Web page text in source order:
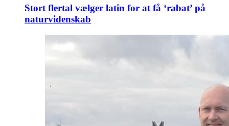
Stort flertal vælger latin for at få ‘rabat’ på
naturvidenskab